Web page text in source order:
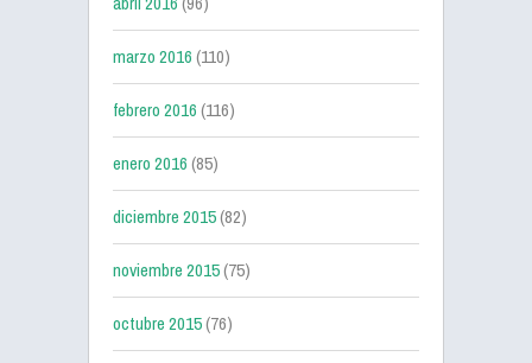
marzo 2016(110)
febrero 2016(116)
enero 2016(85)
diciembre 2015(82)
noviembre 2015(75)
octubre 2015(76)